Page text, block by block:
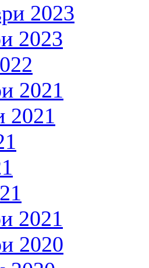
2023
2023
2021
2021
2021
2020